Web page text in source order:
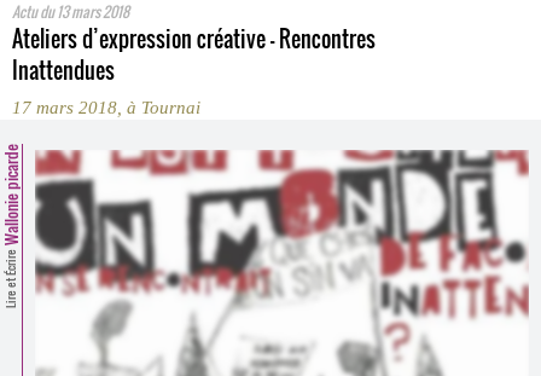
·
Comprendre et parler
Bienvenue en Belgique
Espace presse
Contacts
Trouver un lieu d’alphabétisation
Actu du13 mars 2018
Ateliers d’expression créative - Rencontres
Inattendues
17 mars 2018, à Tournai
Lire et Écrire
Wallonie picarde